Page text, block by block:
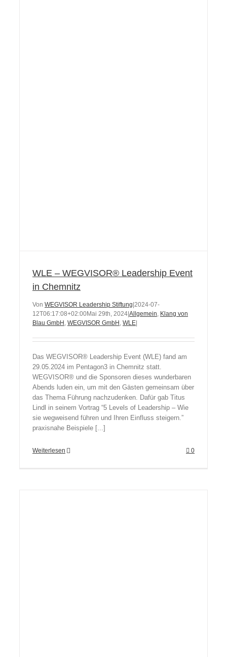
WLE – WEGVISOR® Leadership Event
in Chemnitz
Von WEGVISOR Leadership Stiftung 2024-07-
12T06:17:08+02:00Mai 29th, 2024 Allgemein, Klang von
Blau GmbH , WEGVISOR GmbH , WLE
Das WEGVISOR® Leadership Event (WLE) fand am
29.05.2024 im Pentagon3 in Chemnitz statt.
WEGVISOR® und die Sponsoren dieses wunderbaren
Abends luden ein, um mit den Gästen gemeinsam über
das Thema Führung nachzudenken. Dafür gab Titus
Lindl in seinem Vortrag “5 Levels of Leadership – Wie
sie wegweisend führen und Ihren Einfluss steigern.”
praxisnahe Beispiele [...]
Weiterlesen 0